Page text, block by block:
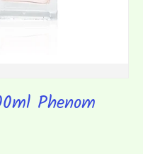
Phenom